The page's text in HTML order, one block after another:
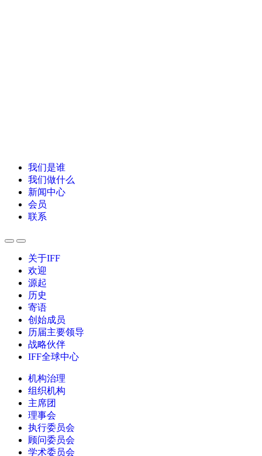
我们是谁
我们做什么
新闻中心
会员
联系
关于IFF
欢迎
源起
历史
寄语
创始成员
历届主要领导
战略伙伴
IFF全球中心
机构治理
组织机构
主席团
理事会
执行委员会
顾问委员会
学术委员会